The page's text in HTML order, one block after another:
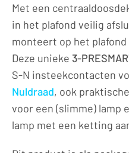
R
PACKAGE
10
PCS
aantal
Met een
in het plafond veilig
monteert op het
Deze unieke 3-
S-N insteekcontacten
Nuldraad, ook
voor een (slimme) lamp
lamp met een ketting